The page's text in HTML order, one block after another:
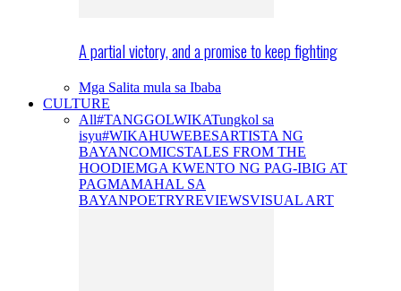
A partial victory, and a promise to keep fighting
Mga Salita mula sa Ibaba
CULTURE
All#TANGGOLWIKATungkol sa
isyu#WIKAHUWEBESARTISTA NG
BAYANCOMICSTALES FROM THE
HOODIEMGA KWENTO NG PAG-IBIG AT
PAGMAMAHAL SA
BAYANPOETRYREVIEWSVISUAL ART